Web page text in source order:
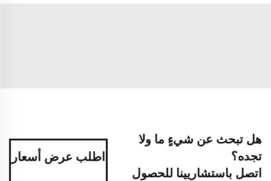
هل تبحث عن شيءٍ ما ولا
تجده؟
اتصل باستشاريينا للحصول
اطلب عرض أسعار